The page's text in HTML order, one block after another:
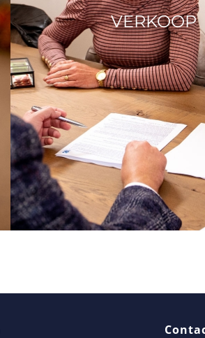
VERKOOP